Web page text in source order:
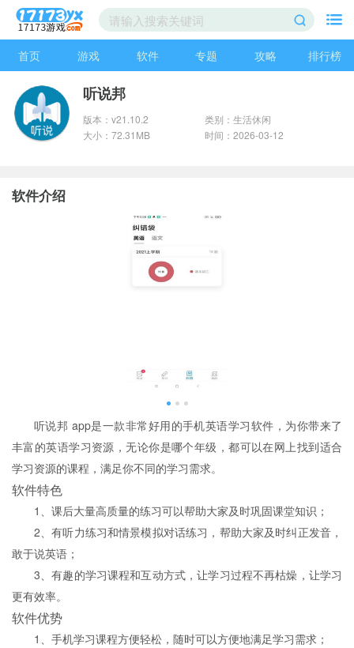
首页 游戏 软件 专题 攻略 排行榜
听说邦
版本：v21.10.2
类别：生活休闲
大小：72.31MB
时间：2026-03-12
软件介绍
听说邦 app是一款非常好用的手机英语学习软件，为你带来了
丰富的英语学习资源，无论你是哪个年级，都可以在网上找到适合
学习资源的课程，满足你不同的学习需求。
软件特色
1、课后大量高质量的练习可以帮助大家及时巩固课堂知识；
2、有听力练习和情景模拟对话练习，帮助大家及时纠正发音，
敢于说英语；
3、有趣的学习课程和互动方式，让学习过程不再枯燥，让学习
更有效率。
软件优势
1、手机学习课程方便轻松，随时可以方便地满足学习需求；